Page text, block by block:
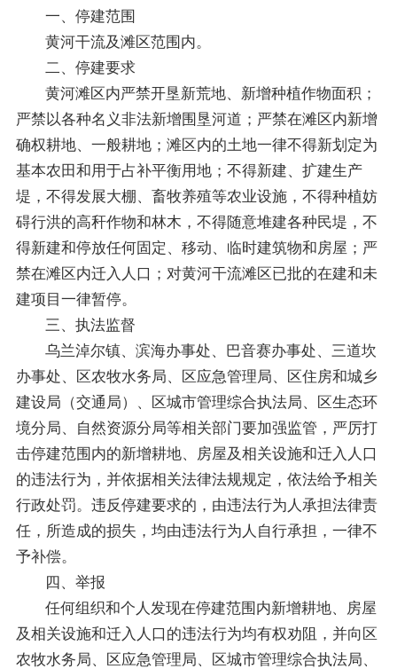
一、停建范围
黄河干流及滩区范围内。
二、停建要求
黄河滩区内严禁开垦新荒地、新增种植作物面积；
严禁以各种名义非法新增围垦河道；严禁在滩区内新增
确权耕地、一般耕地；滩区内的土地一律不得新划定为
基本农田和用于占补平衡用地；不得新建、扩建生产
堤，不得发展大棚、畜牧养殖等农业设施，不得种植妨
碍行洪的高秆作物和林木，不得随意堆建各种民堤，不
得新建和停放任何固定、移动、临时建筑物和房屋；严
禁在滩区内迁入人口；对黄河干流滩区已批的在建和未
建项目一律暂停。
三、执法监督
乌兰淖尔镇、滨海办事处、巴音赛办事处、三道坎
办事处、区农牧水务局、区应急管理局、区住房和城乡
建设局（交通局）、区城市管理综合执法局、区生态环
境分局、自然资源分局等相关部门要加强监管，严厉打
击停建范围内的新增耕地、房屋及相关设施和迁入人口
的违法行为，并依据相关法律法规规定，依法给予相关
行政处罚。违反停建要求的，由违法行为人承担法律责
任，所造成的损失，均由违法行为人自行承担，一律不
予补偿。
四、举报
任何组织和个人发现在停建范围内新增耕地、房屋
及相关设施和迁入人口的违法行为均有权劝阻，并向区
农牧水务局、区应急管理局、区城市管理综合执法局、